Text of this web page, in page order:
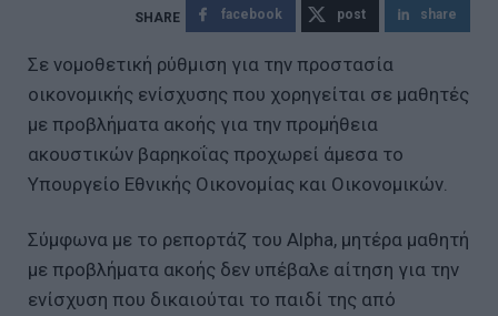
facebook post share
Σε νομοθετική ρύθμιση για την προστασία
οικονομικής ενίσχυσης που χορηγείται σε μαθητές
με προβλήματα ακοής για την προμήθεια
ακουστικών βαρηκοΐας προχωρεί άμεσα το
Υπουργείο Εθνικής Οικονομίας και Οικονομικών.
Σύμφωνα με το ρεπορτάζ του Alpha, μητέρα μαθητή
με προβλήματα ακοής δεν υπέβαλε αίτηση για την
ενίσχυση που δικαιούται το παιδί της από